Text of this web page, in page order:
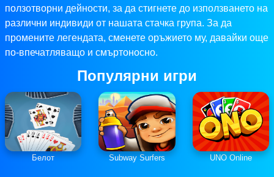
ползотворни дейности, за да стигнете до използването на
различни индивиди от нашата стачка група. За да
промените легендата, сменете оръжието му, давайки още
по-впечатляващо и смъртоносно.
Популярни игри
Белот Subway Surfers UNO Online